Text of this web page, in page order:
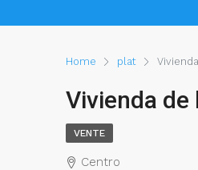
Home plat
Vivienda
VENTE
Centro